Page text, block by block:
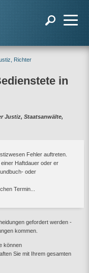
Richter
in
Justiz, Staatsanwälte,
Fehler auftreten.
Haftdauer oder er
oder
Termin...
gefordert werden -
kommen.
können
Sie mit Ihrem gesamten